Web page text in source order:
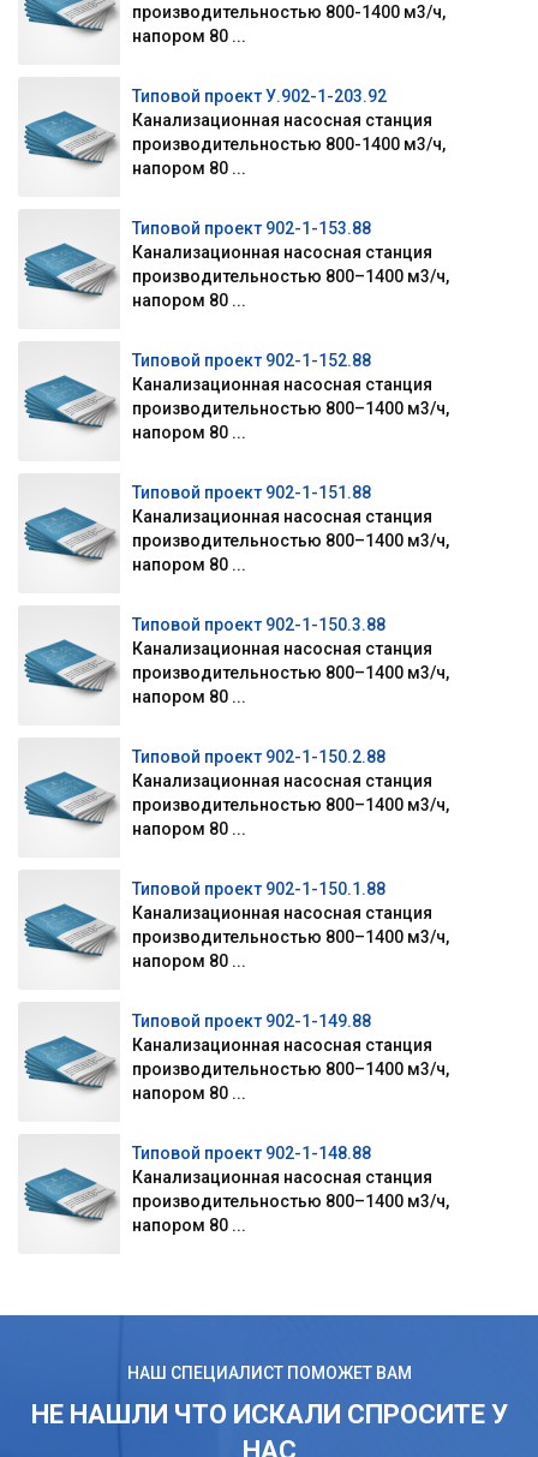
производительностью 800-1400 м3/ч,
напором 80 ...
Типовой проект У.902-1-203.92
Канализационная насосная станция
производительностью 800-1400 м3/ч,
напором 80 ...
Типовой проект 902-1-153.88
Канализационная насосная станция
производительностью 800–1400 м3/ч,
напором 80 ...
Типовой проект 902-1-152.88
Канализационная насосная станция
производительностью 800–1400 м3/ч,
напором 80 ...
Типовой проект 902-1-151.88
Канализационная насосная станция
производительностью 800–1400 м3/ч,
напором 80 ...
Типовой проект 902-1-150.3.88
Канализационная насосная станция
производительностью 800–1400 м3/ч,
напором 80 ...
Типовой проект 902-1-150.2.88
Канализационная насосная станция
производительностью 800–1400 м3/ч,
напором 80 ...
Типовой проект 902-1-150.1.88
Канализационная насосная станция
производительностью 800–1400 м3/ч,
напором 80 ...
Типовой проект 902-1-149.88
Канализационная насосная станция
производительностью 800–1400 м3/ч,
напором 80 ...
Типовой проект 902-1-148.88
Канализационная насосная станция
производительностью 800–1400 м3/ч,
напором 80 ...
НАШ СПЕЦИАЛИСТ ПОМОЖЕТ ВАМ
НЕ НАШЛИ ЧТО ИСКАЛИ СПРОСИТЕ У
НАС